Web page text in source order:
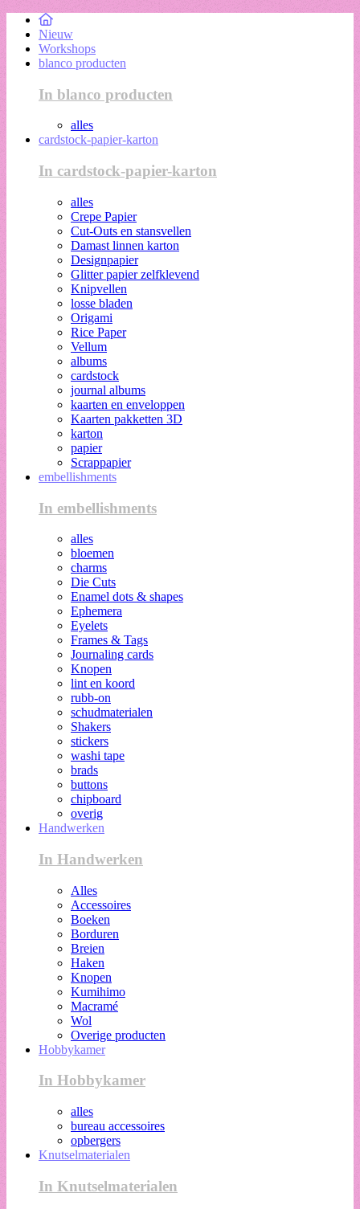
Nieuw
Workshops
blanco producten
In blanco producten
alles
cardstock-papier-karton
In cardstock-papier-karton
alles
Crepe Papier
Cut-Outs en stansvellen
Damast linnen karton
Designpapier
Glitter papier zelfklevend
Knipvellen
losse bladen
Origami
Rice Paper
Vellum
albums
cardstock
journal albums
kaarten en enveloppen
Kaarten pakketten 3D
karton
papier
Scrappapier
embellishments
In embellishments
alles
bloemen
charms
Die Cuts
Enamel dots & shapes
Ephemera
Eyelets
Frames & Tags
Journaling cards
Knopen
lint en koord
rubb-on
schudmaterialen
Shakers
stickers
washi tape
brads
buttons
chipboard
overig
Handwerken
In Handwerken
Alles
Accessoires
Boeken
Borduren
Breien
Haken
Knopen
Kumihimo
Macramé
Wol
Overige producten
Hobbykamer
In Hobbykamer
alles
bureau accessoires
opbergers
Knutselmaterialen
In Knutselmaterialen